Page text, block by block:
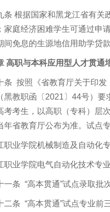
条 根据国家和黑龙江省有关
家庭经济困难学生可通过申
间免息的生源地信用助学贷
高职与本科应用型人才贯通
条 按照《省教育厅关于印发
黑教职函〔 2021 〕 44号）要
考考生，以高职（专科）层
年省教育厅公布为准。试点
职业学院机械制造及自动化
职业学院电气自动化技术专
一条 “高本贯通”试点录取批
二条 “高本贯通”试点专业前